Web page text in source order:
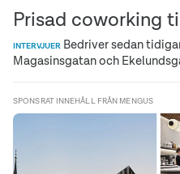
Prisad coworking
INTERVJUER Bedriver sedan
Magasinsgatan och
SPONSRAT INNEHÅLL FRÅN MENGUS